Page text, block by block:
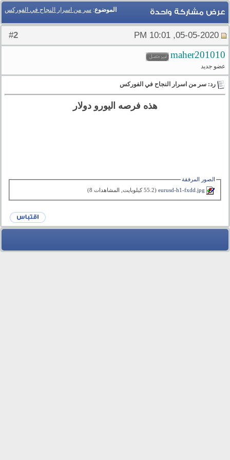
الموضوع: سر من اسرار النجاح في الفوركس عرض مشاركة واحدة
2
maher201010
عضو جديد
رد: سر من اسرار النجاح في الفوركس
هذه فرصه اليورو دولار
الصور المرفقة
eurusd-h1-fxdd.jpg‏ (55.2 كيلوبايت, المشاهدات 8)